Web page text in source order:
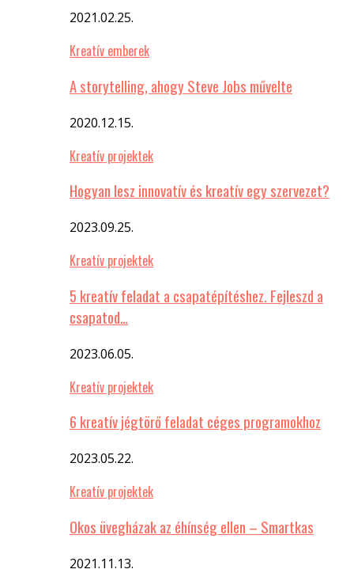
2021.02.25.
Kreatív emberek
A storytelling, ahogy Steve Jobs művelte
2020.12.15.
Kreatív projektek
Hogyan lesz innovatív és kreatív egy szervezet?
2023.09.25.
Kreatív projektek
5 kreatív feladat a csapatépítéshez. Fejleszd a
csapatod…
2023.06.05.
Kreatív projektek
6 kreatív jégtörő feladat céges programokhoz
2023.05.22.
Kreatív projektek
Okos üvegházak az éhínség ellen – Smartkas
2021.11.13.